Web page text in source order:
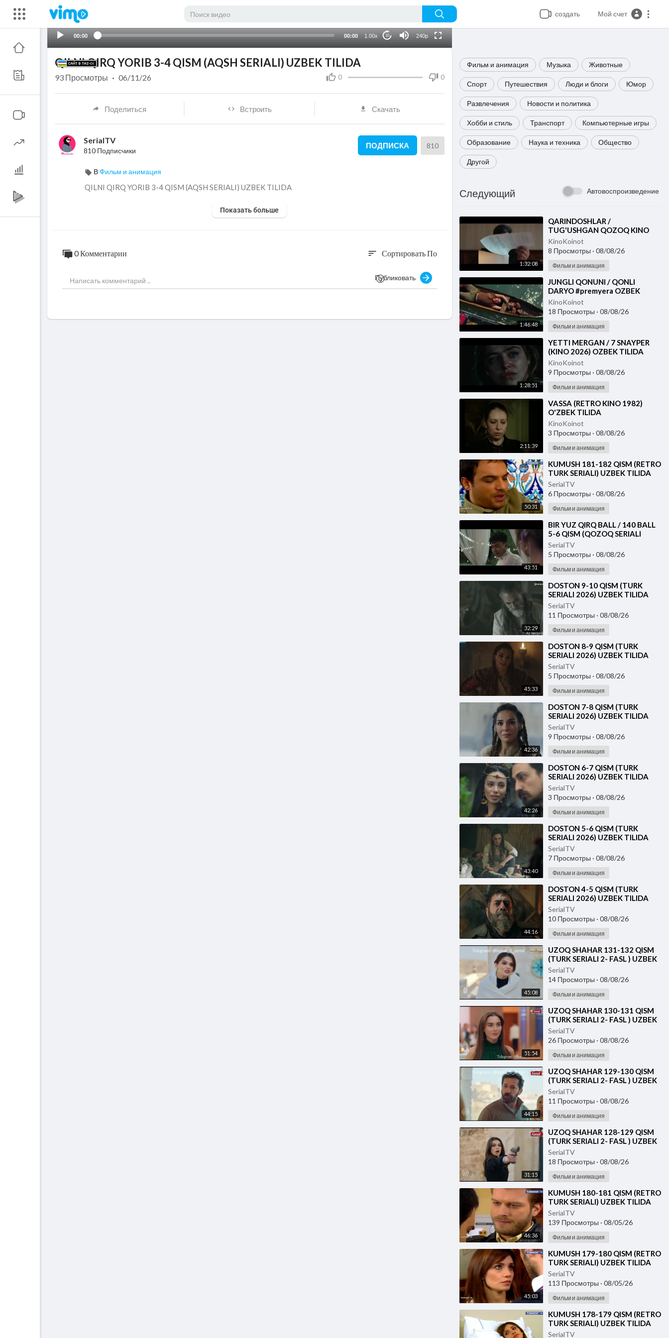
создать Мой счет
00:00 00:00 1.00x 10 240p
Фильм и анимация Музыка Животные
Спорт Путешествия Люди и блоги Юмор
Развлечения Новости и политика
Хобби и стиль Транспорт Компьютерные игры
Образование Наука и техника Общество
Другой
Следующий Автовоспроизведение
1:32:08
⁣QARINDOSHLAR /
TUG'USHGAN QOZOQ KINO
2026 UZBEK TILIDA
KinoKoinot
8 Просмотры · 08/08/26
Фильм и анимация
1:46:48
⁣JUNGLI QONUNI / QONLI
DARYO #premyera OZBEK
TILIDA
KinoKoinot
18 Просмотры · 08/08/26
Фильм и анимация
1:28:51
⁣YETTI MERGAN / 7 SNAYPER
(KINO 2026) OZBEK TILIDA
KinoKoinot
9 Просмотры · 08/08/26
Фильм и анимация
2:11:39
⁣VASSA (RETRO KINO 1982)
O'ZBEK TILIDA
KinoKoinot
3 Просмотры · 08/08/26
Фильм и анимация
50:31
⁣KUMUSH 181-182 QISM (RETRO
TURK SERIALI) UZBEK TILIDA
SerialTV
6 Просмотры · 08/08/26
Фильм и анимация
43:51
⁣⁣BIR YUZ QIRQ BALL / 140 BALL
5-6 QISM (QOZOQ SERIALI
2026) UZBEK TILIDA
SerialTV
5 Просмотры · 08/08/26
Фильм и анимация
32:29
⁣DOSTON 9-10 QISM (TURK
SERIALI 2026) UZBEK TILIDA
SerialTV
11 Просмотры · 08/08/26
Фильм и анимация
45:33
⁣DOSTON 8-9 QISM (TURK
SERIALI 2026) UZBEK TILIDA
SerialTV
5 Просмотры · 08/08/26
Фильм и анимация
42:36
⁣DOSTON 7-8 QISM (TURK
SERIALI 2026) UZBEK TILIDA
SerialTV
9 Просмотры · 08/08/26
Фильм и анимация
42:26
⁣DOSTON 6-7 QISM (TURK
SERIALI 2026) UZBEK TILIDA
SerialTV
3 Просмотры · 08/08/26
Фильм и анимация
43:40
⁣DOSTON 5-6 QISM (TURK
SERIALI 2026) UZBEK TILIDA
SerialTV
7 Просмотры · 08/08/26
Фильм и анимация
44:16
⁣DOSTON 4-5 QISM (TURK
SERIALI 2026) UZBEK TILIDA
SerialTV
10 Просмотры · 08/08/26
Фильм и анимация
45:08
⁣UZOQ SHAHAR 131-132 QISM
(TURK SERIALI 2- FASL ) UZBEK
TILIDA
SerialTV
14 Просмотры · 08/08/26
Фильм и анимация
51:54
⁣UZOQ SHAHAR 130-131 QISM
(TURK SERIALI 2- FASL ) UZBEK
TILIDA
SerialTV
26 Просмотры · 08/08/26
Фильм и анимация
44:15
⁣UZOQ SHAHAR 129-130 QISM
(TURK SERIALI 2- FASL ) UZBEK
TILIDA
SerialTV
11 Просмотры · 08/08/26
Фильм и анимация
31:15
⁣UZOQ SHAHAR 128-129 QISM
(TURK SERIALI 2- FASL ) UZBEK
TILIDA
SerialTV
18 Просмотры · 08/08/26
Фильм и анимация
46:36
⁣KUMUSH 180-181 QISM (RETRO
TURK SERIALI) UZBEK TILIDA
SerialTV
139 Просмотры · 08/05/26
Фильм и анимация
45:03
⁣KUMUSH 179-180 QISM (RETRO
TURK SERIALI) UZBEK TILIDA
SerialTV
113 Просмотры · 08/05/26
Фильм и анимация
⁣KUMUSH 178-179 QISM (RETRO
TURK SERIALI) UZBEK TILIDA
SerialTV
QILNI QIRQ YORIB 3-4 QISM (AQSH SERIALI) UZBEK TILIDA
0 0
93 Просмотры · 06/11/26
Поделиться Встроить Скачать
SerialTV
810 Подписчики
ПОДПИСКА 810
ВФильм и анимация
⁣QILNI QIRQ YORIB 3-4 QISM (AQSH SERIALI) UZBEK TILIDA
Показать больше
0 Комментарии sort Сортировать По
Публиковать